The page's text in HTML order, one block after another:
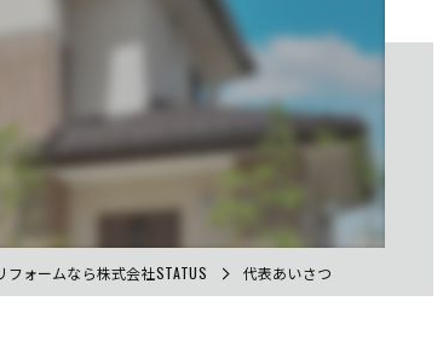
ーム
ォーム
フォームなら株式会社STATUS 代表あいさつ